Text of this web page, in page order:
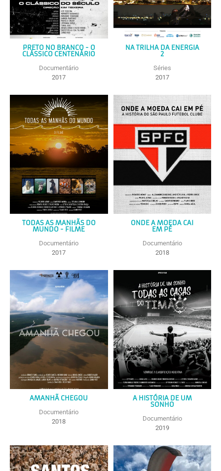
PRETO NO BRANCO - O
CLÁSSICO CENTENÁRIO
Documentário
2017
NA TRILHA DA ENERGIA
2
Séries
2017
TODAS AS MANHÃS DO
MUNDO - FILME
Documentário
2017
ONDE A MOEDA CAI
EM PÉ
Documentário
2018
AMANHÃ CHEGOU
Documentário
2018
A HISTÓRIA DE UM
SONHO
Documentário
2019